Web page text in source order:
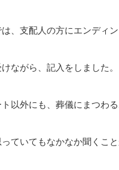
、支配人の方にエンディ
ながら、記入をしました。
以外にも、葬儀にまつわ
ていてもなかなか聞くこ